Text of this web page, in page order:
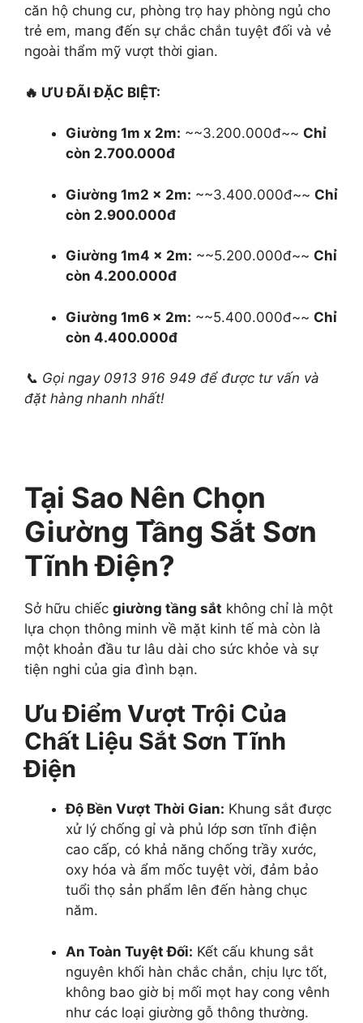
căn hộ chung cư, phòng trọ hay phòng ngủ cho
trẻ em, mang đến sự chắc chắn tuyệt đối và vẻ
ngoài thẩm mỹ vượt thời gian.
🔥 ƯU ĐÃI ĐẶC BIỆT:
Giường 1m x 2m: ~~3.200.000đ~~ Chỉ
còn 2.700.000đ
Giường 1m2 x 2m: ~~3.400.000đ~~ Chỉ
còn 2.900.000đ
Giường 1m4 x 2m: ~~5.200.000đ~~ Chỉ
còn 4.200.000đ
Giường 1m6 x 2m: ~~5.400.000đ~~ Chỉ
còn 4.400.000đ
📞 Gọi ngay 0913 916 949 để được tư vấn và
đặt hàng nhanh nhất!
Tại Sao Nên Chọn
Giường Tầng Sắt Sơn
Tĩnh Điện?
Sở hữu chiếc giường tầng sắt không chỉ là một
lựa chọn thông minh về mặt kinh tế mà còn là
một khoản đầu tư lâu dài cho sức khỏe và sự
tiện nghi của gia đình bạn.
Ưu Điểm Vượt Trội Của
Chất Liệu Sắt Sơn Tĩnh
Điện
Độ Bền Vượt Thời Gian: Khung sắt được
xử lý chống gỉ và phủ lớp sơn tĩnh điện
cao cấp, có khả năng chống trầy xước,
oxy hóa và ẩm mốc tuyệt vời, đảm bảo
tuổi thọ sản phẩm lên đến hàng chục
năm.
An Toàn Tuyệt Đối: Kết cấu khung sắt
nguyên khối hàn chắc chắn, chịu lực tốt,
không bao giờ bị mối mọt hay cong vênh
như các loại giường gỗ thông thường.